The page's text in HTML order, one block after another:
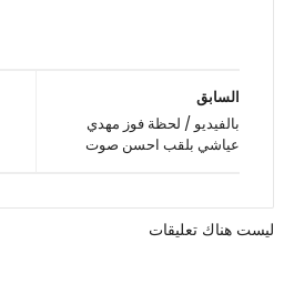
السابق
بالفيديو / لحظة فوز مهدي
عياشي بلقب احسن صوت
ليست هناك تعليقات